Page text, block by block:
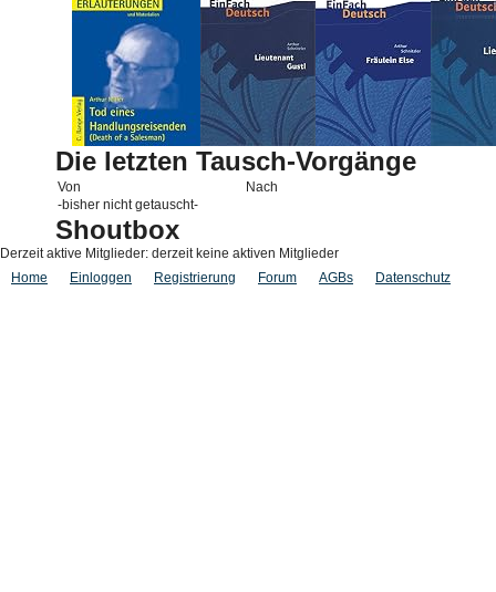
Die letzten Tausch-Vorgänge
Von
Nach
-bisher nicht getauscht-
Shoutbox
Derzeit aktive Mitglieder: derzeit keine aktiven Mitglieder
Home
Einloggen Registrierung Forum AGBs Datenschutz